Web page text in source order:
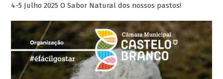
4-5 Julho 2025 O Sabor Natural dos nossos pastos!